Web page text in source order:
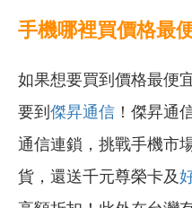
手機哪裡買價格最
如果想要買到價格最便
要到 傑昇通信 ！傑昇通
通信連鎖，挑戰手機市
貨，還送千元尊榮卡及